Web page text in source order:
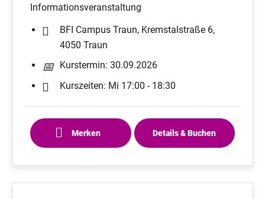
Informationsveranstaltung
BFI Campus Traun, Kremstalstraße 6,
4050 Traun
Kurstermin: 30.09.2026
Kurszeiten: Mi 17:00 - 18:30
Merken Details & Buchen